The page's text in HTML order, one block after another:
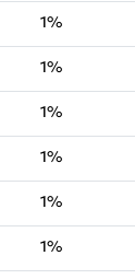
1%
1%
1%
1%
1%
1%